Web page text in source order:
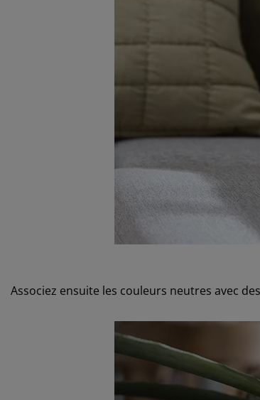
Associez ensuite les couleurs neutres avec